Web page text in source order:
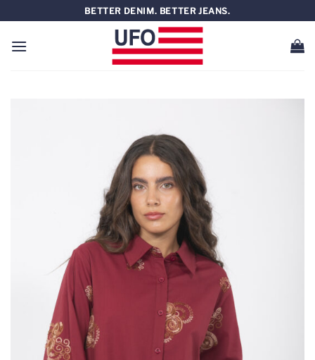
al
contenido
BETTER DENIM. BETTER JEANS.